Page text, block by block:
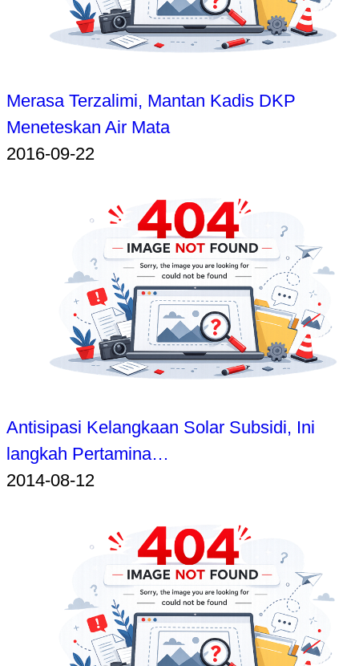
Merasa Terzalimi, Mantan Kadis DKP
Meneteskan Air Mata
2016-09-22
Antisipasi Kelangkaan Solar Subsidi, Ini
langkah Pertamina…
2014-08-12